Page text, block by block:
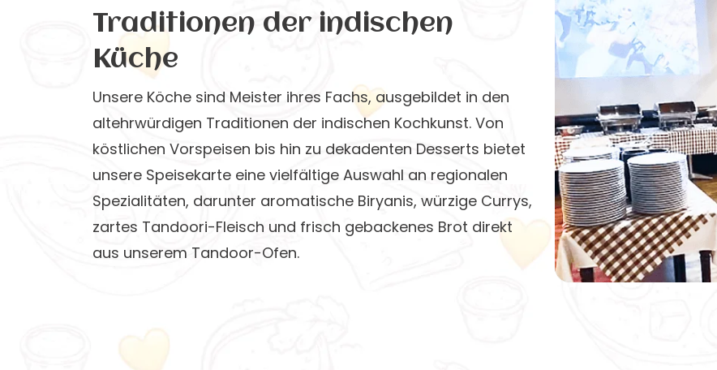
Traditionen der indischen
Küche
Unsere Köche sind Meister ihres Fachs, ausgebildet in den
altehrwürdigen Traditionen der indischen Kochkunst. Von
köstlichen Vorspeisen bis hin zu dekadenten Desserts bietet
unsere Speisekarte eine vielfältige Auswahl an regionalen
Spezialitäten, darunter aromatische Biryanis, würzige Currys,
zartes Tandoori-Fleisch und frisch gebackenes Brot direkt
aus unserem Tandoor-Ofen.